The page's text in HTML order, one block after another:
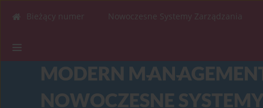
Bieżący numer Nowoczesne Systemy Zarządzania